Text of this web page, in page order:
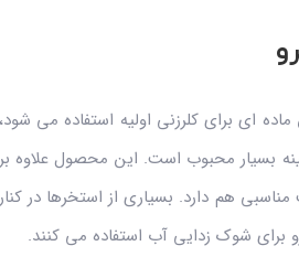
ماده ای برای کلرزنی اولیه استفاده می
بسیار محبوب است. این محصول علاوه
هم دارد. بسیاری از استخرها در
برای شوک زدایی آب استفاده می کنند.